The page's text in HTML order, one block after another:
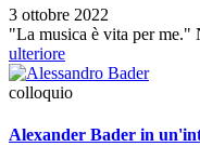
3 ottobre 2022
"La musica è vita per me."
ulteriore
colloquio
Alexander Bader in